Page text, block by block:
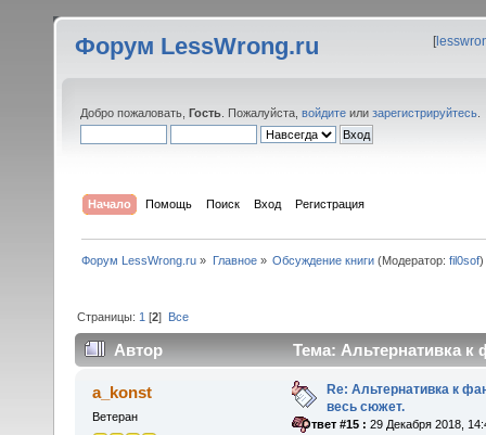
Форум LessWrong.ru [
Добро пожаловать, Гость . Пожалуйста, войдите или зарегистрируйтесь
Начало Помощь Поиск Вход Регистрация
Форум LessWrong.ru » Главное» Обсуждение книги(Модератор: fil0sof)
Страницы: 1 [2] Все
Автор Тема: Альтернативка
a_konst
Ветеран
Re: Альтернативка к
весь сюжет.
«Ответ #15 : 29 Декабря 2018,